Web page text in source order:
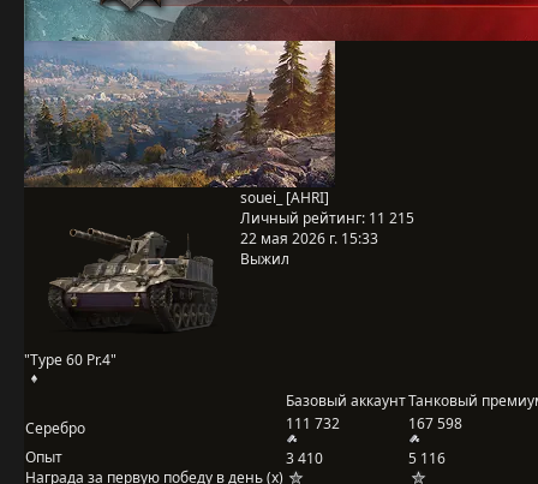
"Type 60 Pr.4"
souei_ [AHRI]
Личный рейтинг: 11 215
22 мая 2026 г. 15:33
Выжил
Базовый аккаунтТанковый
Серебро
111 732
167 598
Опыт
Награда за первую победу в день (x)
3 410 5 116